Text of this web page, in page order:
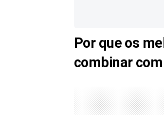
Por que os
combinar